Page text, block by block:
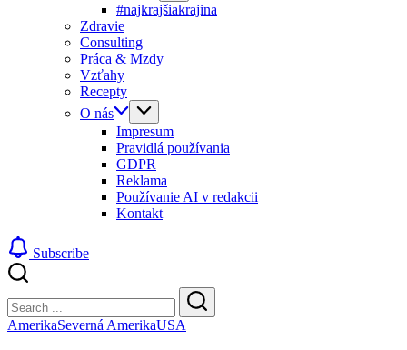
#najkrajšiakrajina
Zdravie
Consulting
Práca & Mzdy
Vzťahy
Recepty
O nás
Impresum
Pravidlá používania
GDPR
Reklama
Používanie AI v redakcii
Kontakt
Subscribe
Search
Search
AmerikaSeverná AmerikaUSA